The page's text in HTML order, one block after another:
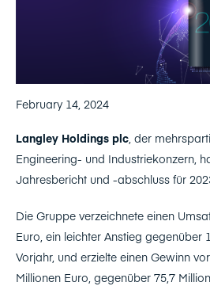
February 14, 2024
Langley Holdings plc , der
Engineering- und Industriekonzern,
Jahresbericht und -abschluss für
Die Gruppe verzeichnete einen
Euro, ein leichter Anstieg gegenüber
Vorjahr, und erzielte einen Gewinn
Millionen Euro, gegenüber 75,7